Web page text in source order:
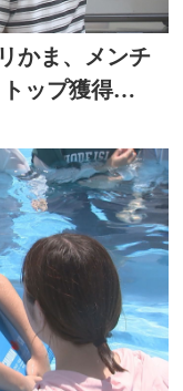
かま、メンチ
ップ獲得